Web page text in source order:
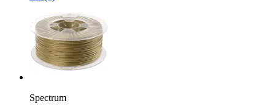
Spectrum